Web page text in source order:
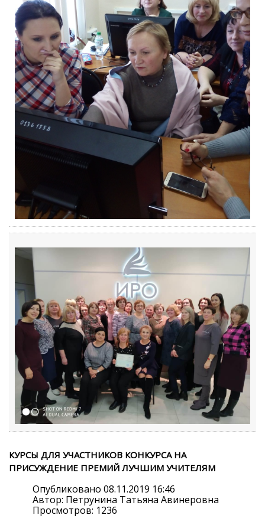
КУРСЫ ДЛЯ УЧАСТНИКОВ КОНКУРСА НА
ПРИСУЖДЕНИЕ ПРЕМИЙ ЛУЧШИМ УЧИТЕЛЯМ
Опубликовано 08.11.2019 16:46
Автор: Петрунина Татьяна Авинеровна
Просмотров: 1236